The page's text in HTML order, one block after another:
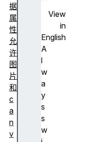
View
in
English
A
l
w
a
y
s
s
w
据
属
性
允
许
图
片
和
c
a
n
v